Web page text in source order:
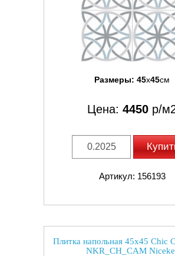
Размеры: 45x45см
Цена: 4450 р/
Артикул: 156193
Плитка напольная 45x45 Chic
NKR_CH_CAM